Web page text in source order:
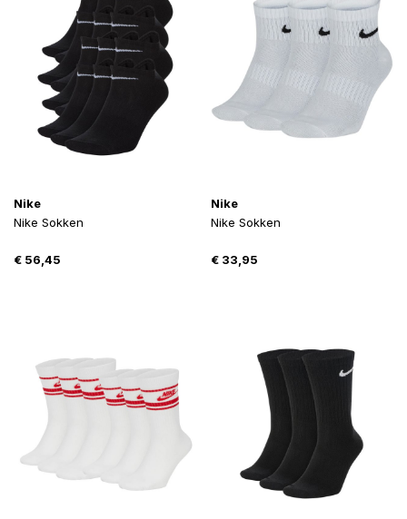
Nike
Nike Sokken
€ 56,45
Nike
Nike Sokken
€33,95